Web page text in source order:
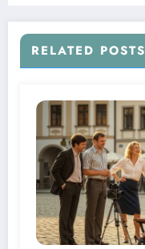
RELATED POSTS